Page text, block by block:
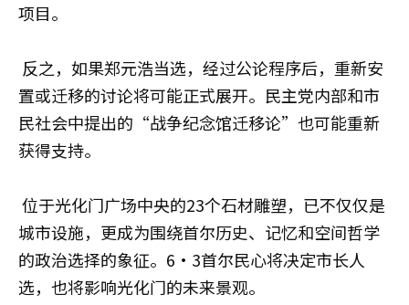
项目。
反之，如果郑元浩当选，经过公论程序后，重新安
置或迁移的讨论将可能正式展开。民主党内部和市
民社会中提出的“战争纪念馆迁移论”也可能重新
获得支持。
位于光化门广场中央的23个石材雕塑，已不仅仅是
城市设施，更成为围绕首尔历史、记忆和空间哲学
的政治选择的象征。6·3首尔民心将决定市长人
选，也将影响光化门的未来景观。